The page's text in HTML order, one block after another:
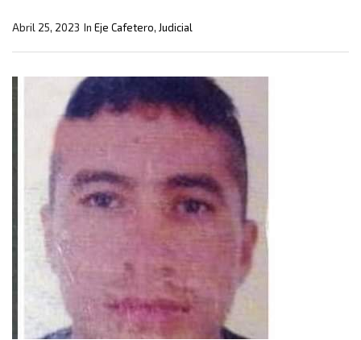
In Eje Cafetero, Judicial
Abril 25, 2023